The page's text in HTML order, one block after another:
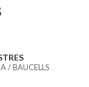
/ BAUCELLS